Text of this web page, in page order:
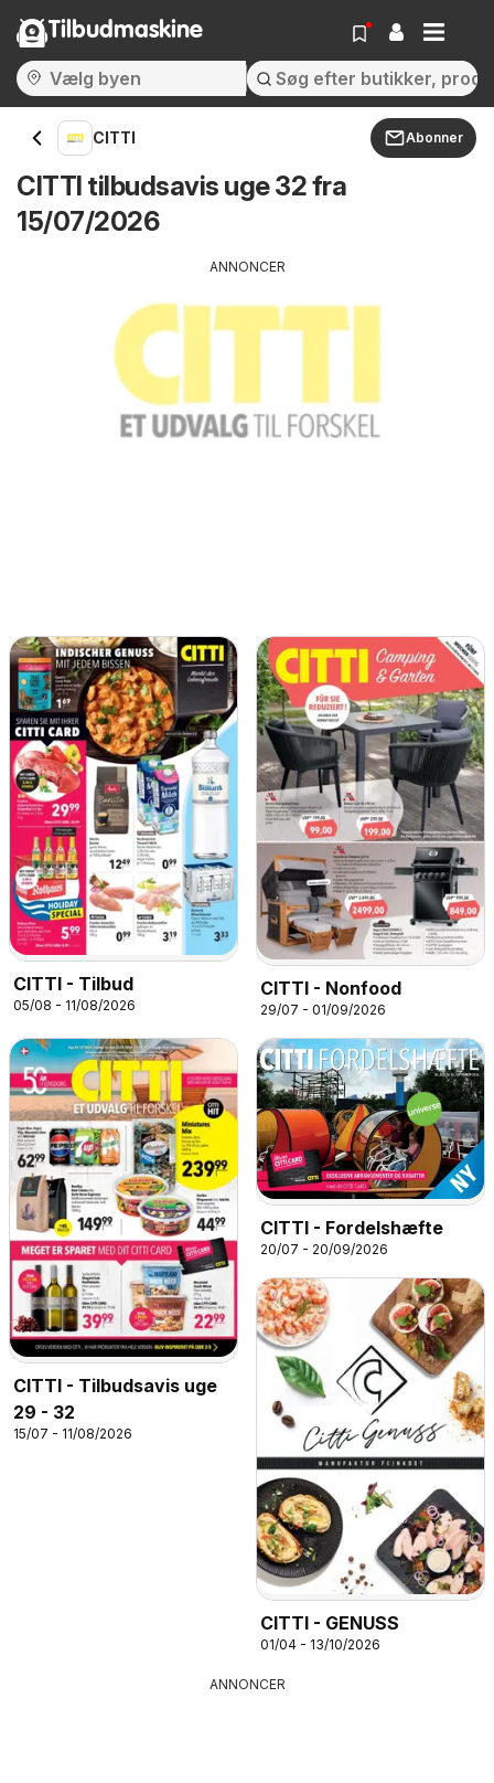
Tilbudmaskine
CITTI Abonner
CITTI tilbudsavis uge 32 fra
15/07/2026
ANNONCER
CITTI - Tilbud
05/08 - 11/08/2026
CITTI - Nonfood
29/07 - 01/09/2026
CITTI - Tilbudsavis uge
29 - 32
15/07 - 11/08/2026
CITTI - Fordelshæfte
20/07 - 20/09/2026
CITTI - GENUSS
01/04 - 13/10/2026
ANNONCER